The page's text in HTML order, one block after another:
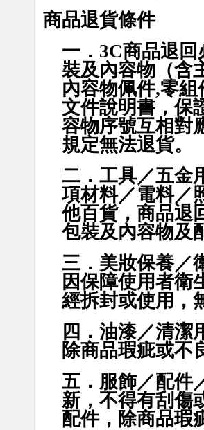
商品退貨條件
一．3C商品退回
裝及內容物（含
內容物佩件,零
文件說明書，保
容物序號互相對
規定無法退貨。
二．工具／五金
項材料／電料／
他百貨，商品退
包裝及內容物及
三．美妝保養／
因保障使用者衛
經拆封或使用，
四．油漆／清潔
除商品瑕疵或不
五．服飾／配件
新，不得有刮傷
配件，除商品瑕